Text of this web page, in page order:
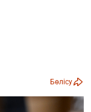
Бөлісу